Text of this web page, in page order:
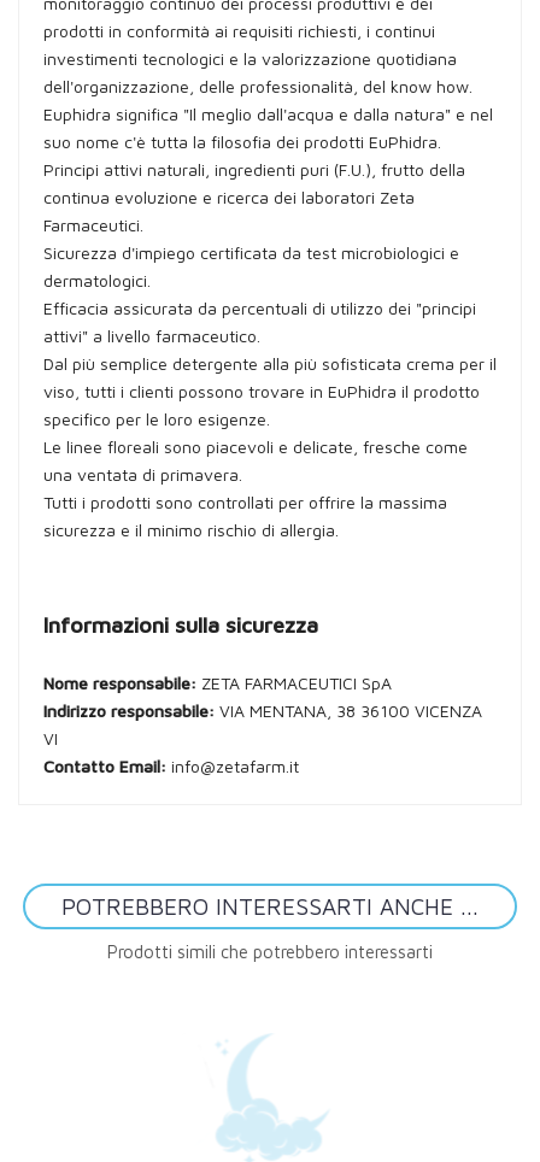
prodotti in conformità ai requisiti richiesti, i continui
investimenti tecnologici e la valorizzazione quotidiana
dell'organizzazione, delle professionalità, del know how.
Euphidra significa "Il meglio dall'acqua e dalla natura" e nel
suo nome c'è tutta la filosofia dei prodotti EuPhidra.
Principi attivi naturali, ingredienti puri (F.U.), frutto della
continua evoluzione e ricerca dei laboratori Zeta
Farmaceutici.
Sicurezza d'impiego certificata da test microbiologici e
dermatologici.
Efficacia assicurata da percentuali di utilizzo dei "principi
attivi" a livello farmaceutico.
Dal più semplice detergente alla più sofisticata crema per il
viso, tutti i clienti possono trovare in EuPhidra il prodotto
specifico per le loro esigenze.
Le linee floreali sono piacevoli e delicate, fresche come
una ventata di primavera.
Tutti i prodotti sono controllati per offrire la massima
sicurezza e il minimo rischio di allergia.
Informazioni sulla sicurezza
Nome responsabile: ZETA FARMACEUTICI SpA
Indirizzo responsabile: VIA MENTANA, 38 36100 VICENZA
VI
Contatto Email: info@zetafarm.it
POTREBBERO INTERESSARTI ANCHE ...
Prodotti simili che potrebbero interessarti